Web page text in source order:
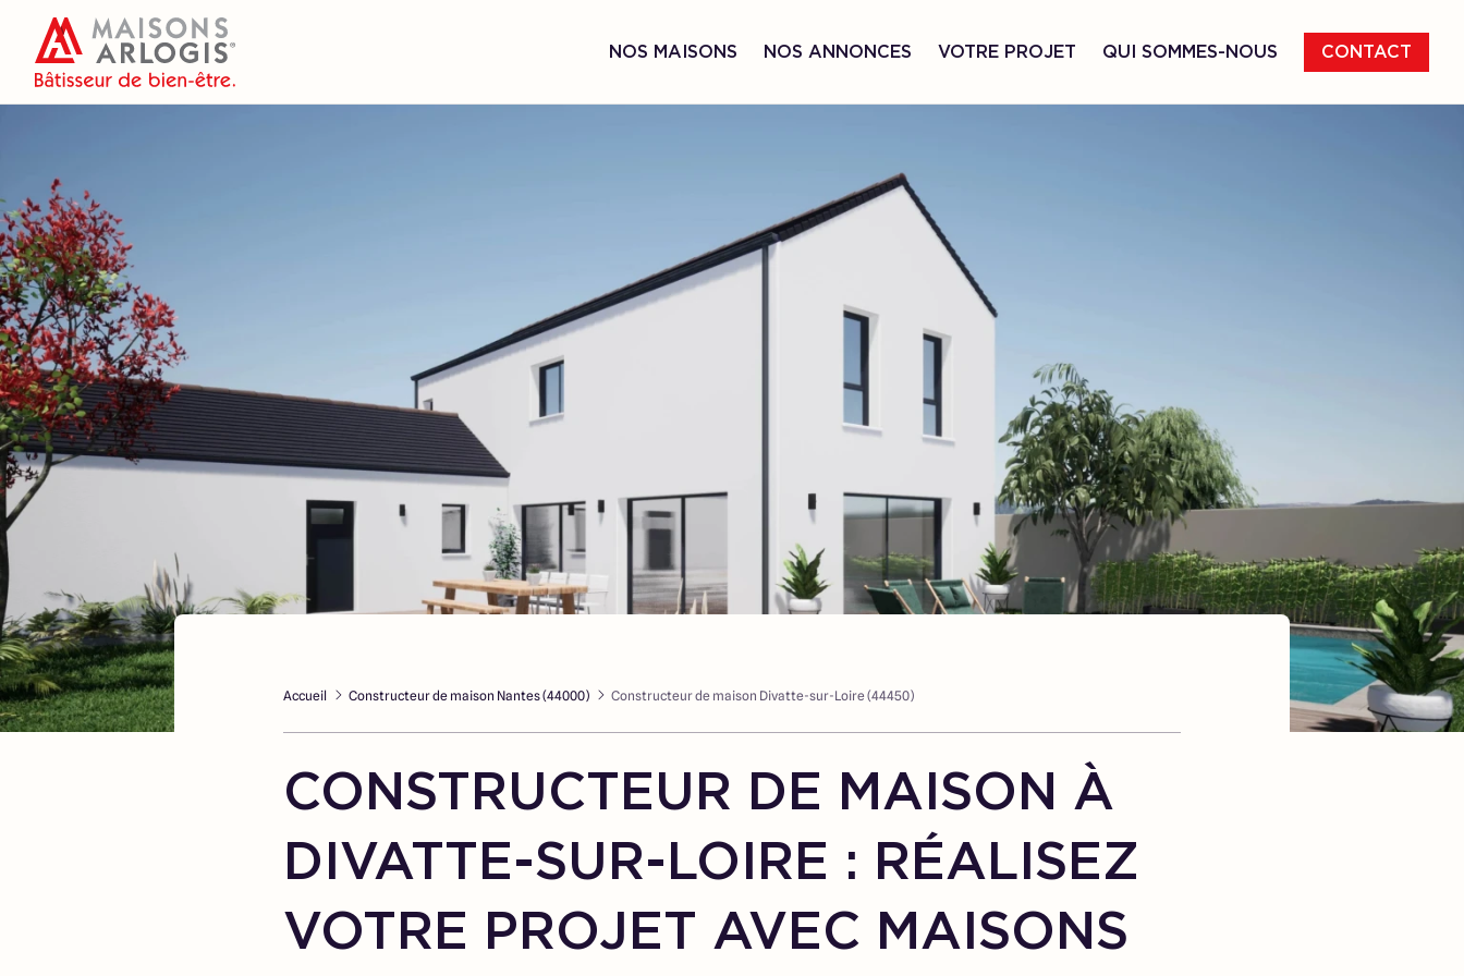
NOS MAISONS NOS ANNONCES VOTRE PROJET QUI SOMMES-NOUS CONTACT
Accueil Constructeur de maison Nantes (44000) Constructeur de maison Divatte-sur-Loire (44450)
CONSTRUCTEUR DE MAISON À
DIVATTE-SUR-LOIRE : RÉALISEZ
VOTRE PROJET AVEC MAISONS